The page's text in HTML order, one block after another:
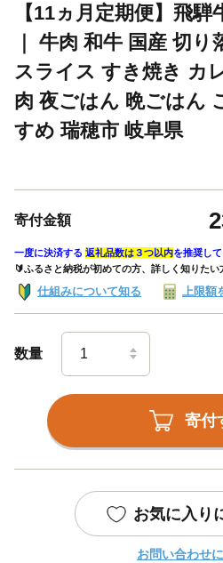
【11ヵ月定期便】飛
｜ 牛肉 和牛 国産 切
スライス すき焼き カ
肉 夜ごはん 晩ごはん
すめ 瑞穂市 岐阜県
寄付金額
一度に決済する 返礼品数は３つ以内を推奨して
🔰ふるさと納税が初めての方、詳しく知りたい
仕組みについて知る 上限額
数量
寄付
お気に入り
お問い合わせ